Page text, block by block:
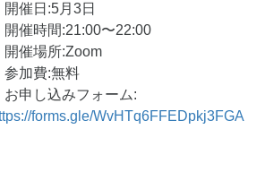
催日:5月3日
催時間:21:00〜22:00
催場所:Zoom
加費:無料
申し込みフォーム:
forms.gle/WvHTq6FFEDpkj3FGA